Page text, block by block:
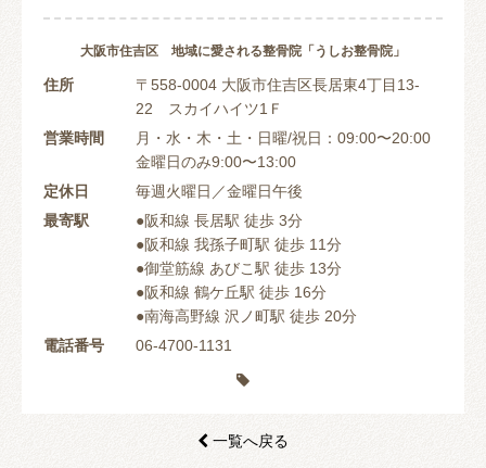
大阪市住吉区 地域に愛される整骨院「うしお整骨院」
住所
〒558-0004 大阪市住吉区長居東4丁目13-
22 スカイハイツ1Ｆ
営業時間
月・水・木・土・日曜/祝日：09:00〜20:00
金曜日のみ9:00〜13:00
定休日
毎週火曜日／金曜日午後
最寄駅
●阪和線 長居駅 徒歩 3分
●阪和線 我孫子町駅 徒歩 11分
●御堂筋線 あびこ駅 徒歩 13分
●阪和線 鶴ケ丘駅 徒歩 16分
●南海高野線 沢ノ町駅 徒歩 20分
電話番号
06-4700-1131

 一覧へ戻る